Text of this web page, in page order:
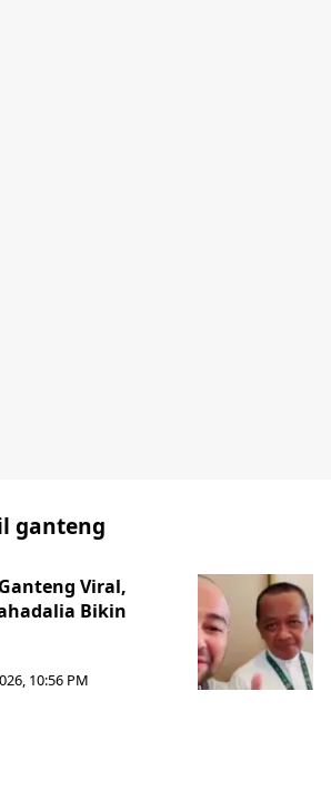
ganteng
Viral,
Bikin
10:56 PM